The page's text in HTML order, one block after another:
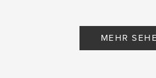
MEHR